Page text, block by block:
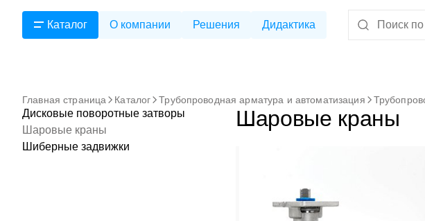
Каталог О компании Решения Дидактика
Главная страница Каталог Трубопроводная арматура и автоматизация
Дисковые поворотные затворы
Шаровые краны
Шиберные задвижки
Шаровые краны